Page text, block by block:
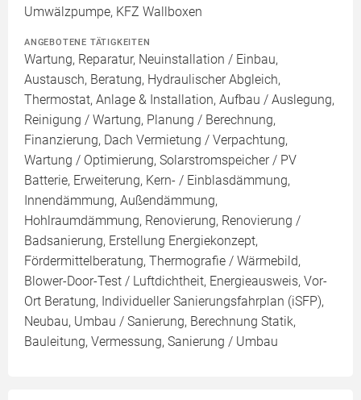
Umwälzpumpe, KFZ Wallboxen
ANGEBOTENE TÄTIGKEITEN
Wartung, Reparatur, Neuinstallation / Einbau,
Austausch, Beratung, Hydraulischer Abgleich,
Thermostat, Anlage & Installation, Aufbau / Auslegung,
Reinigung / Wartung, Planung / Berechnung,
Finanzierung, Dach Vermietung / Verpachtung,
Wartung / Optimierung, Solarstromspeicher / PV
Batterie, Erweiterung, Kern- / Einblasdämmung,
Innendämmung, Außendämmung,
Hohlraumdämmung, Renovierung, Renovierung /
Badsanierung, Erstellung Energiekonzept,
Fördermittelberatung, Thermografie / Wärmebild,
Blower-Door-Test / Luftdichtheit, Energieausweis, Vor-
Ort Beratung, Individueller Sanierungsfahrplan (iSFP),
Neubau, Umbau / Sanierung, Berechnung Statik,
Bauleitung, Vermessung, Sanierung / Umbau